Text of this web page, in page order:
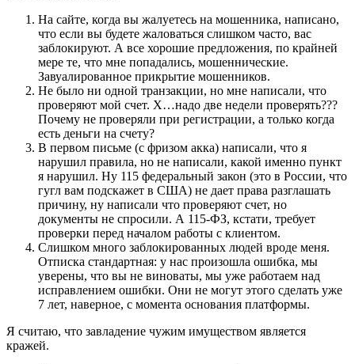
На сайте, когда вы жалуетесь на мошенника, написано,
что если вы будете жаловаться слишком часто, вас
заблокируют. А все хорошие предложения, по крайней
мере те, что мне попадались, мошеннические.
Завуалированное прикрытие мошенников.
Не было ни одной транзакции, но мне написали, что
проверяют мой счет. Х…надо две недели проверять???
Почему не проверяли при регистрации, а только когда
есть деньги на счету?
В первом письме (с фризом акка) написали, что я
нарушил правила, но не написали, какой именно пункт
я нарушил. Ну 115 федеральный закон (это в России, что
гугл вам подскажет в США) не дает права разглашать
причину, ну написали что проверяют счет, но
документы не спросили. А 115-ФЗ, кстати, требует
проверки перед началом работы с клиентом.
Слишком много заблокированных людей вроде меня.
Отписка стандартная: у нас произошла ошибка, мы
уверены, что вы не виноваты, мы уже работаем над
исправлением ошибки. Они не могут этого сделать уже
7 лет, наверное, с момента основания платформы.
Я считаю, что завладение чужим имуществом является
кражей.